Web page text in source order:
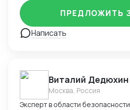
Написать
ПРЕДЛОЖИТЬ
Виталий Дедюхин
Москва, Россия
Эксперт в области